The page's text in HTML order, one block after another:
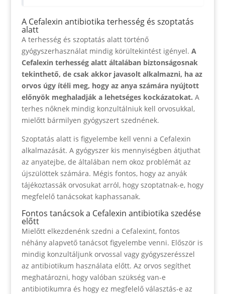
A Cefalexin antibiotika terhesség és szoptatás
alatt
A terhesség és szoptatás alatt történő
gyógyszerhasználat mindig körültekintést igényel. A
Cefalexin terhesség alatt általában biztonságosnak
tekinthető, de csak akkor javasolt alkalmazni, ha az
orvos úgy ítéli meg, hogy az anya számára nyújtott
előnyök meghaladják a lehetséges kockázatokat. A
terhes nőknek mindig konzultálniuk kell orvosukkal,
mielőtt bármilyen gyógyszert szednének.
Szoptatás alatt is figyelembe kell venni a Cefalexin
alkalmazását. A gyógyszer kis mennyiségben átjuthat
az anyatejbe, de általában nem okoz problémát az
újszülöttek számára. Mégis fontos, hogy az anyák
tájékoztassák orvosukat arról, hogy szoptatnak-e, hogy
megfelelő tanácsokat kaphassanak.
Fontos tanácsok a Cefalexin antibiotika szedése
előtt
Mielőtt elkezdenénk szedni a Cefalexint, fontos
néhány alapvető tanácsot figyelembe venni. Először is
mindig konzultáljunk orvossal vagy gyógyszerésszel
az antibiotikum használata előtt. Az orvos segíthet
meghatározni, hogy valóban szükség van-e
antibiotikumra és hogy ez megfelelő választás-e az